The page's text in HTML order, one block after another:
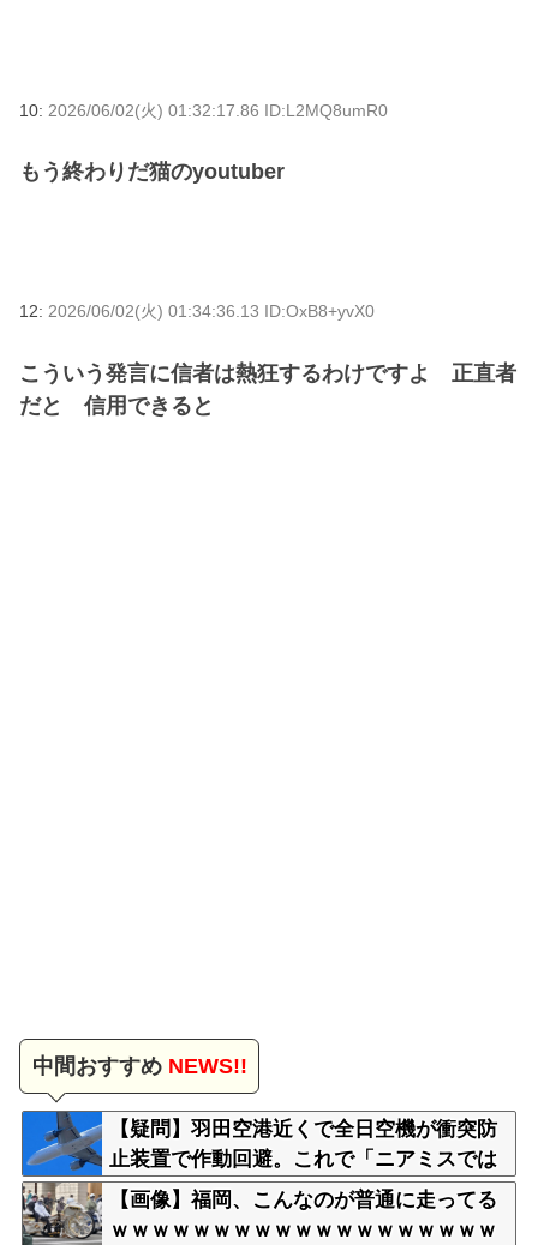
10: 2026/06/02(火) 01:32:17.86 ID:L2MQ8umR0
もう終わりだ猫のyoutuber
12: 2026/06/02(火) 01:34:36.13 ID:OxB8+yvX0
こういう発言に信者は熱狂するわけですよ 正直者
だと 信用できると
中間おすすめNEWS!!
【疑問】羽田空港近くで全日空機が衝突防
止装置で作動回避。これで「ニアミスでは
ない」ってマジ？
【画像】福岡、こんなのが普通に走ってる
ｗｗｗｗｗｗｗｗｗｗｗｗｗｗｗｗｗｗｗ